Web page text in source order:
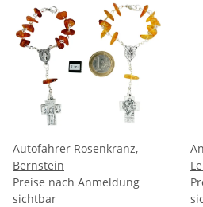
Autofahrer Rosenkranz,
Bernstein
Preise nach Anmeldung
sichtbar